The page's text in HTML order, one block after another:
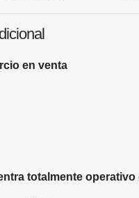
en venta
totalmente